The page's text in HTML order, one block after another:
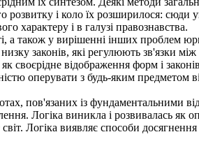
розвитку і коло їх розширилося:
характеру і в галузі правознавства.
також у вирішенні інших проблем
законів, які регулюють зв'язки
відображення форм і
оперувати з будь-яким предметом
пов'язаних із
Логіка виникла і розвивалась як
Логіка виявляє способи